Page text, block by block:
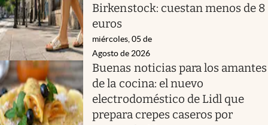
Birkenstock: cuestan menos de 8
euros
miércoles, 05 de
Agosto de 2026
Buenas noticias para los amantes
de la cocina: el nuevo
electrodoméstico de Lidl que
prepara crepes caseros por